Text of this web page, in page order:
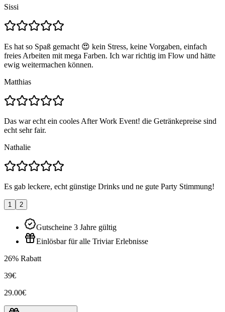
Sissi
Es hat so Spaß gemacht 😍 kein Stress, keine Vorgaben, einfach
freies Arbeiten mit mega Farben. Ich war richtig im Flow und hätte
ewig weitermachen können.
Matthias
Das war echt ein cooles After Work Event! die Getränkepreise sind
echt sehr fair.
Nathalie
Es gab leckere, echt günstige Drinks und ne gute Party Stimmung!
1 2
Gutscheine 3 Jahre gültig
Einlösbar für alle Triviar Erlebnisse
26% Rabatt
39€
29.00€